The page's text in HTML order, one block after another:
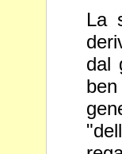
La
dal